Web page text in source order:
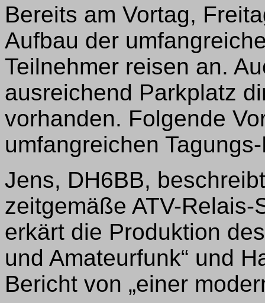
Bereits am Vortag,
Aufbau der
Teilnehmer reisen an.
ausreichend Parkplatz
vorhanden. Folgende
umfangreichen
Jens, DH6BB,
zeitgemäße ATV-Relais-
erkärt die Produktion
und Amateurfunk“ und
Bericht von „einer